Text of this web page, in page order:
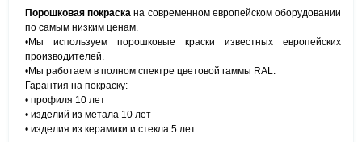
Порошковая покраска на современном европейском оборудовании
по самым низким ценам.
•Мы используем порошковые краски известных европейских
производителей.
•Мы работаем в полном спектре цветовой гаммы RAL.
Гарантия на покраску:
• профиля 10 лет
• изделий из метала 10 лет
• изделия из керамики и стекла 5 лет.